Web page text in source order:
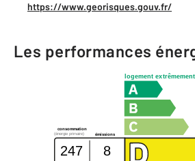
https://www.georisques.gouv.fr/
Les performances
logement
consommation
émissions
(énergie primaire)
247 8